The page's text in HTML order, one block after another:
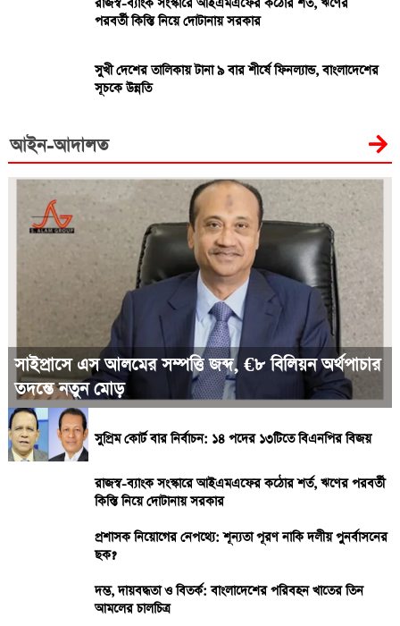
পরবর্তী কিস্তি নিয়ে দোটানায় সরকার
সুখী দেশের তালিকায় টানা ৯ বার শীর্ষে ফিনল্যান্ড, বাংলাদেশের
সূচকে উন্নতি
আইন-আদালত
সাইপ্রাসে এস আলমের সম্পত্তি জব্দ, €৮ বিলিয়ন অর্থপাচার
তদন্তে নতুন মোড়
সুপ্রিম কোর্ট বার নির্বাচন: ১৪ পদের ১৩টিতে বিএনপির বিজয়
রাজস্ব-ব্যাংক সংস্কারে আইএমএফের কঠোর শর্ত, ঋণের পরবর্তী
কিস্তি নিয়ে দোটানায় সরকার
প্রশাসক নিয়োগের নেপথ্যে: শূন্যতা পূরণ নাকি দলীয় পুনর্বাসনের
ছক?
দম্ভ, দায়বদ্ধতা ও বিতর্ক: বাংলাদেশের পরিবহন খাতের তিন
আমলের চালচিত্র